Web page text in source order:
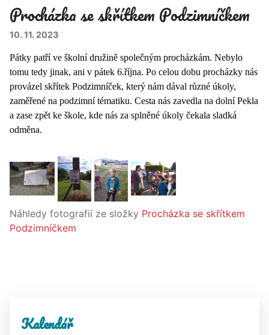
Procházka se skřítkem Podzimníčkem
10. 11. 2023
Pátky patří ve školní družině společným procházkám. Nebylo
tomu tedy jinak, ani v pátek 6.října. Po celou dobu procházky nás
provázel skřítek Podzimníček, který nám dával různé úkoly,
zaměřené na podzimní tématiku. Cesta nás zavedla na dolní Pekla
a zase zpět ke škole, kde nás za splněné úkoly čekala sladká
odměna.
Náhledy fotografií ze složky Procházka se skřítkem
Podzimníčkem
Kalendář